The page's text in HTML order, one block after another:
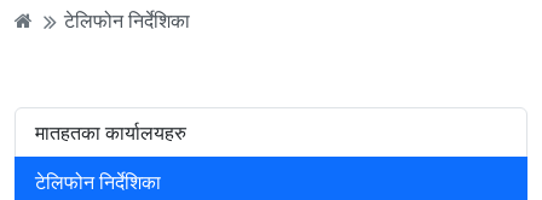
टेलिफोन निर्देशिका
मातहतका कार्यालयहरु
टेलिफोन निर्देशिका